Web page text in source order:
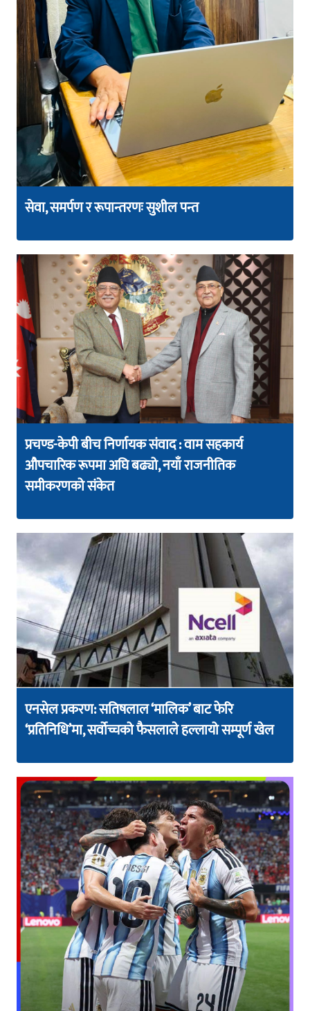
सेवा, समर्पण र रूपान्तरणः सुशील पन्त
प्रचण्ड-केपी बीच निर्णायक संवाद : वाम सहकार्य
औपचारिक रूपमा अघि बढ्यो, नयाँ राजनीतिक
समीकरणको संकेत
एनसेल प्रकरण: सतिषलाल ‘मालिक’ बाट फेरि
‘प्रतिनिधि’मा, सर्वोच्चको फैसलाले हल्लायो सम्पूर्ण खेल